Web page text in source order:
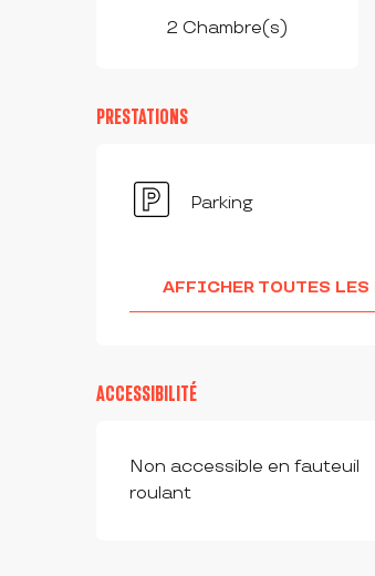
2 Chambre(s)
PRESTATIONS
Parking
AFFICHER TOUTES
ACCESSIBILITÉ
Non accessible en fauteuil
roulant